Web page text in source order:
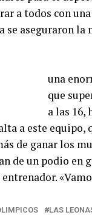
a todos con
se aseguraron
una
que
a las 16,
a este equipo,
de ganar los
de un podio en
LAS